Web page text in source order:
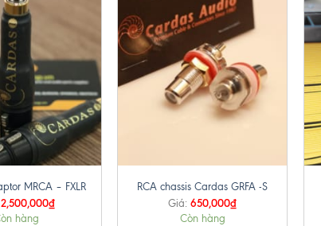
MRCA – FXLR
2,500,000₫
hàng
RCA chassis Cardas GRFA -S
Giá: 650,000₫
Còn hàng